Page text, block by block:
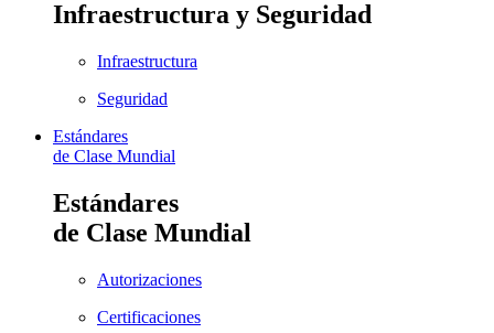
Infraestructura y Seguridad
Infraestructura
Seguridad
Estándares
de Clase Mundial
Estándares
de Clase Mundial
Autorizaciones
Certificaciones